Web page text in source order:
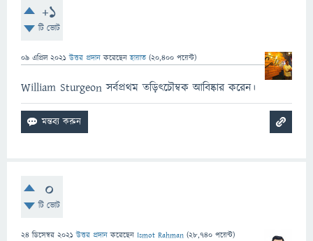
+1
টি ভোট
09 এপ্রিল 2021 উত্তর প্রদান করেছেনহায়াত (20,400 পয়েন্ট)
William Sturgeon সর্বপ্রথম তড়িৎচৌম্বক আবিষ্কার করেন।
0
টি ভোট
24 ডিসেম্বর 2021 উত্তর প্রদান করেছেন Ismot Rahman (28,740 পয়েন্ট)